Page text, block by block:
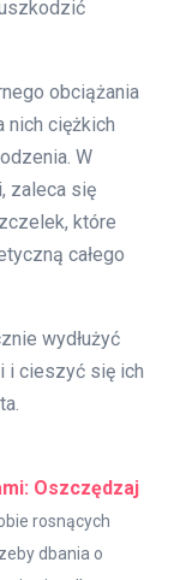
obciążania
nich ciężkich
W
zaleca się
które
całego
wydłużyć
i cieszyć się ich
Oszczędzaj
rosnących
dbania o